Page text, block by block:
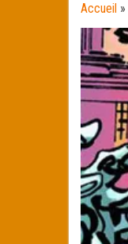
Accueil »